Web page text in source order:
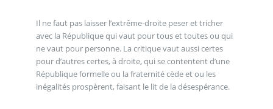
Il ne faut pas laisser l’extrême-droite peser et tricher
avec la République qui vaut pour tous et toutes ou qui
ne vaut pour personne. La critique vaut aussi certes
pour d’autres certes, à droite, qui se contentent d’une
République formelle ou la fraternité cède et ou les
inégalités prospèrent, faisant le lit de la désespérance.